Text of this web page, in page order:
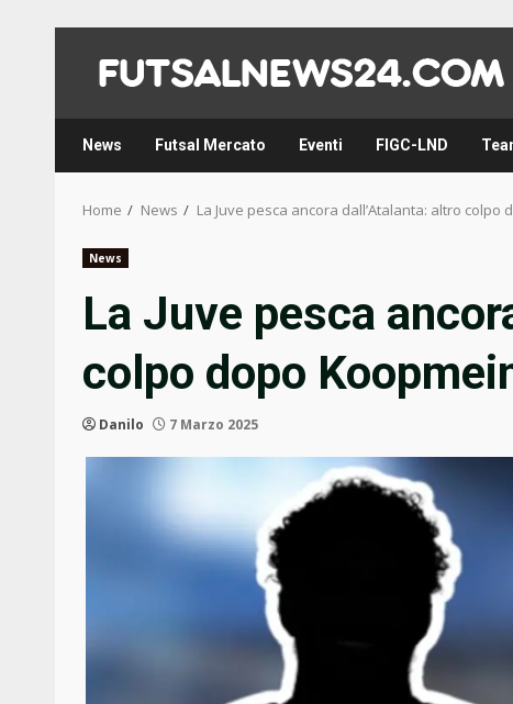
content
News Futsal Mercato Eventi FIGC-LND
Home News La Juve pesca ancora dall’Atalanta: altro colpo
News
La Juve pesca
colpo dopo
Danilo 7 Marzo 2025